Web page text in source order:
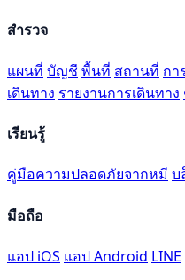
สำรวจ
แผนที่ บัญชี พื้นที่ สถานที่ กา
เดินทาง รายงานการเดินทาง
เรียนรู้
คู่มือความปลอดภัยจากหมี บ
มือถือ
แอป iOS แอป Android LINE